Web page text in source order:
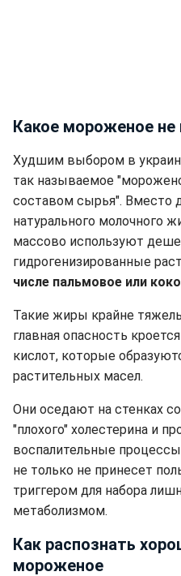
Какое мороженое не
Худшим выбором в
так называемое
составом сырья". Вместо
натурального молочного
массово используют
гидрогенизированные
числе пальмовое или
Такие жиры крайне
главная опасность
кислот, которые
растительных масел.
Они оседают на стенках
"плохого" холестерина и
воспалительные
не только не принесет
триггером для набора
метаболизмом.
Как распознать
мороженое